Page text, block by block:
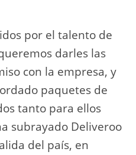
por el talento de
darles las
con la empresa, y
paquetes de
tanto para ellos
subrayado Deliveroo
del país, en